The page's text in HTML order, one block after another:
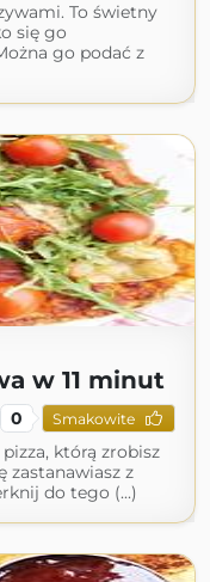
To świetny
się go
go podać z
w 11 minut
0 Smakowite
którą zrobisz
zastanawiasz z
do tego (...)